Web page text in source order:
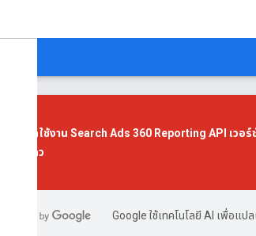
เราได้เลิกใช้งาน Search Ads 360 Reporting API เว
ได้แล้ว
Google ใช้เทคโนโลยี AI เพื่อแ